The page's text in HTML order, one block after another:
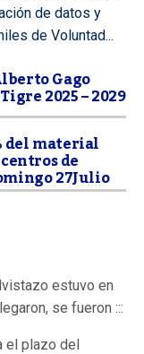
de datos y
de Voluntad...
Gago
2025 – 2029
del material
de
27Julio
estuvo en
se fueron :::
el plazo del